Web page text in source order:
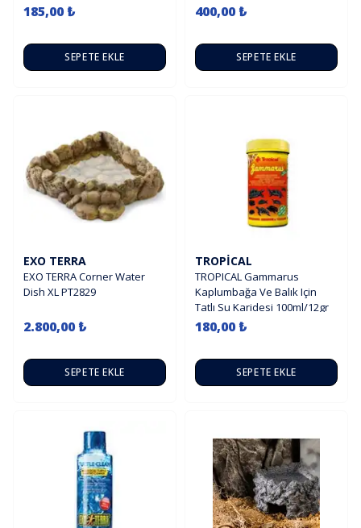
185,00 ₺
SEPETE EKLE
400,00 ₺
SEPETE EKLE
EXO TERRA
EXO TERRA Corner Water
Dish XL PT2829
2.800,00 ₺
SEPETE EKLE
TROPICAL
TROPICAL Gammarus
Kaplumbağa Ve Balık Için
Tatlı Su Karidesi 100ml/12gr
180,00 ₺
SEPETE EKLE